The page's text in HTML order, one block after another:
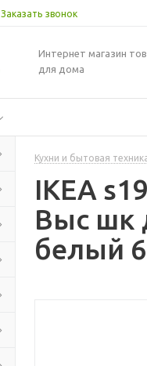
Заказать звонок
Интернет магазин
для дома
Кухни и бытовая
IKEA
Выс шк
белый